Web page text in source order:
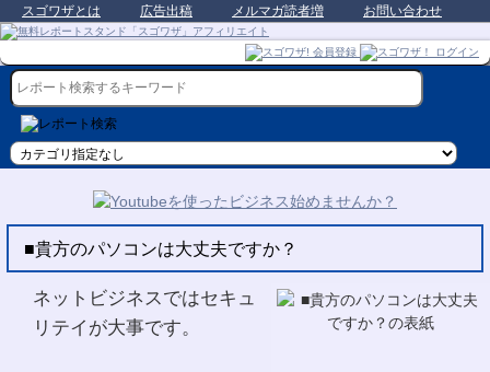
スゴワザとは 広告出稿 メルマガ読者増 お問い合わせ
■貴方のパソコンは大丈夫ですか？
ネットビジネスではセキュ
リテイが大事です。